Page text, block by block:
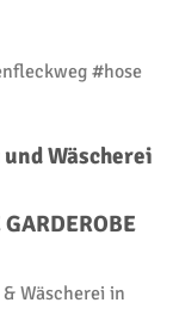
#hose
Wäscherei
Wäscherei in